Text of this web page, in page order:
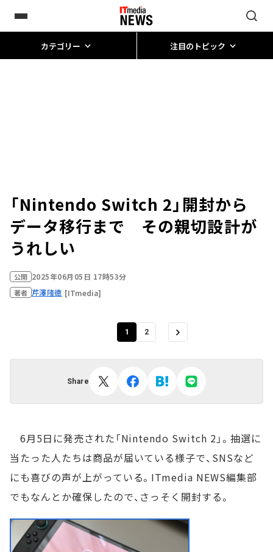
カテゴリー 注目のトピック
「Nintendo Switch 2」開封から
データ移行まで その親切設計が
うれしい
公開 2025年06月05日 17時53分
著者 芹澤隆徳 [ITmedia]
1 2
Share
6月5日に発売された「Nintendo Switch 2」。抽選に
当たった人たちは商品が届いている様子で、SNSなど
にも喜びの声が上がっている。ITmedia NEWS編集部
でもなんとか確保したので、さっそく開封する。